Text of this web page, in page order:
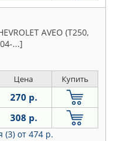
AVEO (T250,
...]
Цена Купить
270 р.
308 р.
(3) от 474 р.